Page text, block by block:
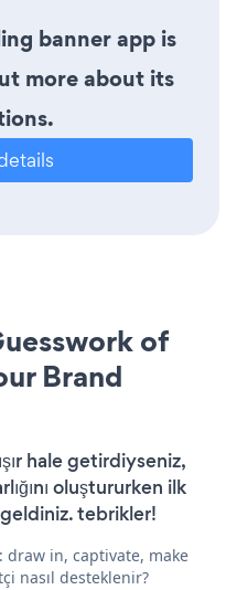
banner app is
more about its
of
Brand
hale getirdiyseniz,
oluştururken ilk
tebrikler!
in, captivate, make
nasıl desteklenir?